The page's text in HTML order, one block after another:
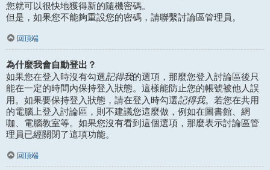
您就可以很快地獲得新的隨機密碼。
但是，如果您不能夠重設您的密碼，請聯繫討論區管理員。
回頂端
為什麼我會自動登出？
如果您在登入時沒有勾選記得我的選項，那麼您登入討論區後只
能在一定的時間內保持登入狀態。這樣能防止您的帳號被他人誤
用。如果要保持登入狀態，請在登入時勾選記得我。若您在共用
的電腦上登入討論區，則不建議您這麼做，例如在圖書館、網
咖、電腦教室等。如果您沒有看到這個選項，那麼表示討論區管
理員已經關閉了這項功能。
回頂端